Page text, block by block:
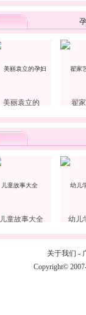
美丽袁立的 翟
儿童故事大全 幼儿
关于我们 -
Copyright©